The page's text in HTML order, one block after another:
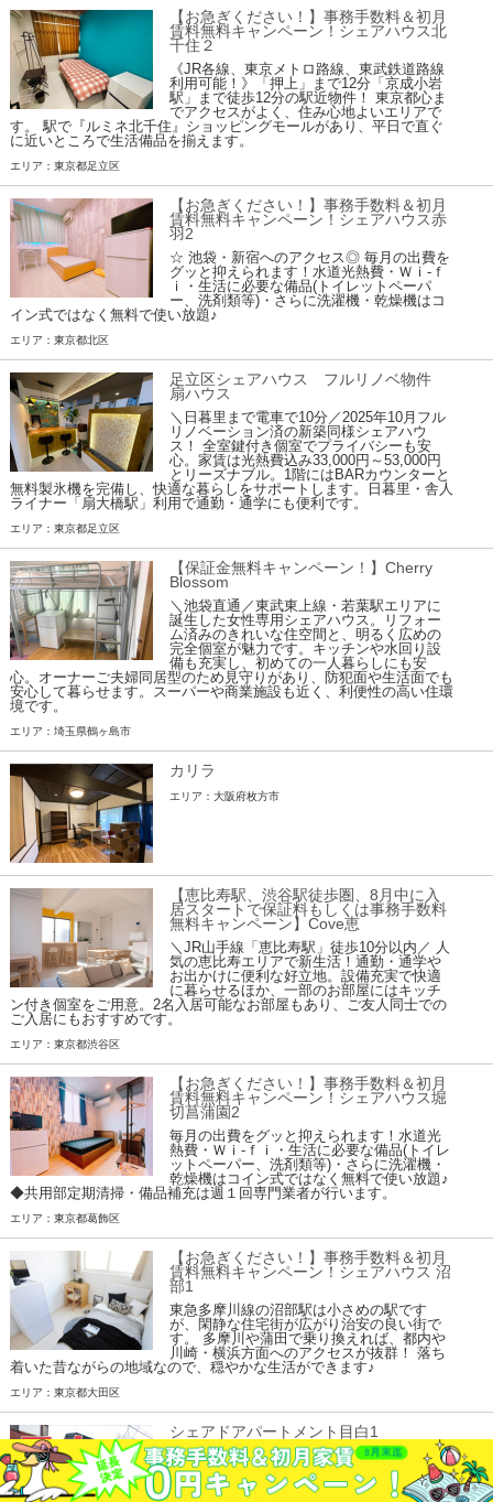
【お急ぎください！】事務手数料＆初月
賃料無料キャンペーン！シェアハウス北
千住２
《JR各線、東京メトロ路線、東武鉄道路線
利用可能！》「押上」まで12分「京成小岩
駅」まで徒歩12分の駅近物件！ 東京都心ま
でアクセスがよく、住み心地よいエリアで
す。 駅で『ルミネ北千住』ショッピングモールがあり、平日で直ぐ
に近いところで生活備品を揃えます。
エリア：東京都足立区
【お急ぎください！】事務手数料＆初月
賃料無料キャンペーン！シェアハウス赤
羽2
☆ 池袋・新宿へのアクセス◎ 毎月の出費を
グッと抑えられます！水道光熱費・Ｗｉ-ｆ
ｉ・生活に必要な備品(トイレットペーパ
ー、洗剤類等)・さらに洗濯機・乾燥機はコ
イン式ではなく無料で使い放題♪
エリア：東京都北区
足立区シェアハウス フルリノベ物件
扇ハウス
＼日暮里まで電車で10分／2025年10月フル
リノベーション済の新築同様シェアハウ
ス！ 全室鍵付き個室でプライバシーも安
心。家賃は光熱費込み33,000円～53,000円
とリーズナブル。1階にはBARカウンターと
無料製氷機を完備し、快適な暮らしをサポートします。日暮里・舎人
ライナー「扇大橋駅」利用で通勤・通学にも便利です。
エリア：東京都足立区
【保証金無料キャンペーン！】Cherry
Blossom
＼池袋直通／東武東上線・若葉駅エリアに
誕生した女性専用シェアハウス。リフォー
ム済みのきれいな住空間と、明るく広めの
完全個室が魅力です。キッチンや水回り設
備も充実し、初めての一人暮らしにも安
心。オーナーご夫婦同居型のため見守りがあり、防犯面や生活面でも
安心して暮らせます。スーパーや商業施設も近く、利便性の高い住環
境です。
エリア：埼玉県鶴ヶ島市
カリラ
エリア：大阪府枚方市
【恵比寿駅、渋谷駅徒歩圏、8月中に入
居スタートで保証料もしくは事務手数料
無料キャンペーン】Cove恵
＼JR山手線「恵比寿駅」徒歩10分以内／ 人
気の恵比寿エリアで新生活！通勤・通学や
お出かけに便利な好立地。設備充実で快適
に暮らせるほか、一部のお部屋にはキッチ
ン付き個室をご用意。2名入居可能なお部屋もあり、ご友人同士での
ご入居にもおすすめです。
エリア：東京都渋谷区
【お急ぎください！】事務手数料＆初月
賃料無料キャンペーン！シェアハウス堀
切菖蒲園2
毎月の出費をグッと抑えられます！水道光
熱費・Ｗｉ-ｆｉ・生活に必要な備品(トイレ
ットペーパー、洗剤類等)・さらに洗濯機・
乾燥機はコイン式ではなく無料で使い放題♪
◆共用部定期清掃・備品補充は週１回専門業者が行います。
エリア：東京都葛飾区
【お急ぎください！】事務手数料＆初月
賃料無料キャンペーン！シェアハウス 沼
部1
東急多摩川線の沼部駅は小さめの駅です
が、閑静な住宅街が広がり治安の良い街で
す。 多摩川や蒲田で乗り換えれば、都内や
川崎・横浜方面へのアクセスが抜群！ 落ち
着いた昔ながらの地域なので、穏やかな生活ができます♪
エリア：東京都大田区
シェアドアパートメント目白1
人気の山手線沿線、目白駅より徒歩10分◎
アクセス抜群な池袋までも徒歩圏内！
エリア：東京都豊島区